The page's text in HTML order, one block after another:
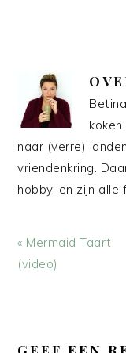
naar (verre)
vriendenkring.
hobby, en zijn
Vorig
bericht:
« Mermaid Taart
(video)